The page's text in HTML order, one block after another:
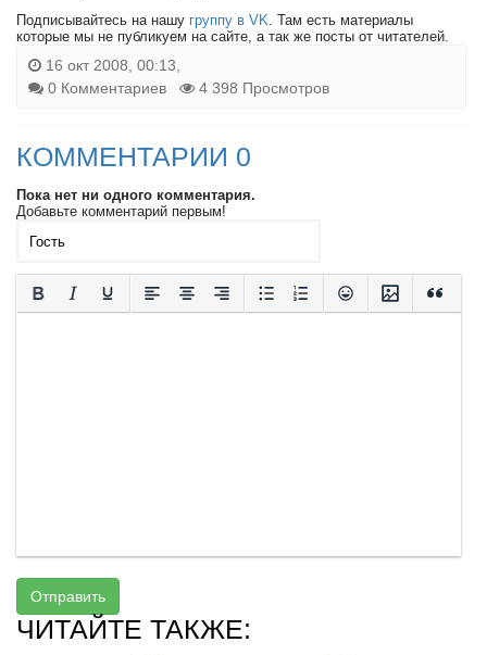
Подписывайтесь на нашу группу в VK. Там есть материалы
которые мы не публикуем на сайте, а так же посты от читателей.
16 окт 2008, 00:13,
0 Комментариев
4 398 Просмотров
КОММЕНТАРИИ 0
Пока нет ни одного комментария.
Добавьте комментарий первым!
Отправить
ЧИТАЙТЕ ТАКЖЕ: